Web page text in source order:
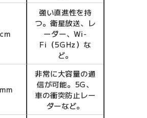
強い直進性を持
つ。衛星放送、レ
ーダー、Wi-
Fi（5GHz）な
ど。
非常に大容量の通
信が可能。5G、
車の衝突防止レー
ダーなど。